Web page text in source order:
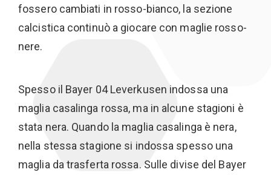
fossero cambiati in rosso-bianco, la sezione
calcistica continuò a giocare con maglie rosso-
nere.
Spesso il Bayer 04 Leverkusen indossa una
maglia casalinga rossa, ma in alcune stagioni è
stata nera. Quando la maglia casalinga è nera,
nella stessa stagione si indossa spesso una
maglia da trasferta rossa. Sulle divise del Bayer